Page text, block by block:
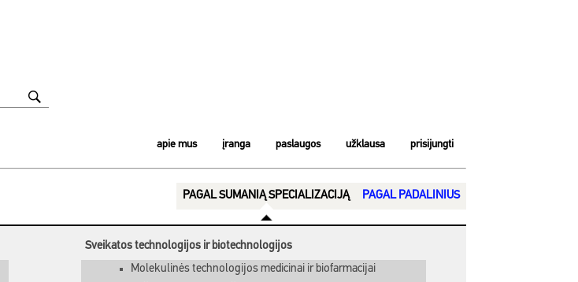
apie mus įranga paslaugos užklausa prisijungti
PAGAL SUMANIĄ SPECIALIZACIJĄ PAGAL PADALINIUS
Sveikatos technologijos ir biotechnologijos
Molekulinės technologijos medicinai ir biofarmacijai